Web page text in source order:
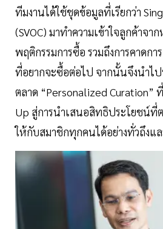
ทีมงานได้ใช้ชุดข้อมูลที่เรียกว่า
(SVOC) มาทำความเข้าใจลูกค้าจา
พฤติกรรมการซื้อ รวมถึงการคาดก
ที่อยากจะซื้อต่อไป จากนั้นจึงนำไ
ตลาด “Personalized Curation”
Up สู่การนำเสนอสิทธิประโยชน์ที่
ให้กับสมาชิกทุกคนได้อย่างทั่วถึงแ